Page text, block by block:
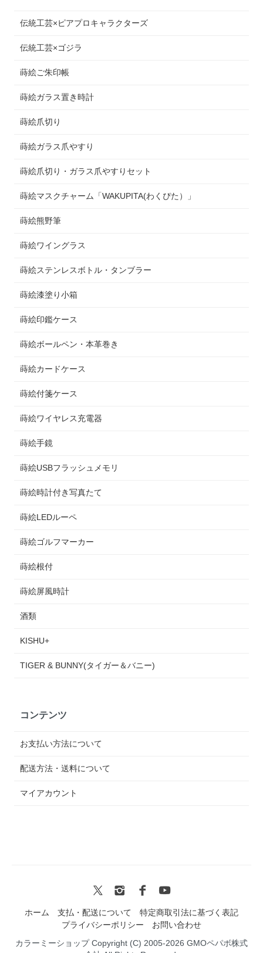
伝統工芸×ピアプロキャラクターズ
伝統工芸×ゴジラ
蒔絵ご朱印帳
蒔絵ガラス置き時計
蒔絵爪切り
蒔絵ガラス爪やすり
蒔絵爪切り・ガラス爪やすりセット
蒔絵マスクチャーム「WAKUPITA(わくぴた）」
蒔絵熊野筆
蒔絵ワイングラス
蒔絵ステンレスボトル・タンブラー
蒔絵漆塗り小箱
蒔絵印鑑ケース
蒔絵ボールペン・本革巻き
蒔絵カードケース
蒔絵付箋ケース
蒔絵ワイヤレス充電器
蒔絵手鏡
蒔絵USBフラッシュメモリ
蒔絵時計付き写真たて
蒔絵LEDルーペ
蒔絵ゴルフマーカー
蒔絵根付
蒔絵屏風時計
酒類
KISHU+
TIGER & BUNNY(タイガー＆バニー)
コンテンツ
お支払い方法について
配送方法・送料について
マイアカウント
ホーム 支払・配送について
特定商取引法に基づく表記
プライバシーポリシー
お問い合わせ
カラーミーショップCopyright (C) 2005-2026 GMOペパボ株式